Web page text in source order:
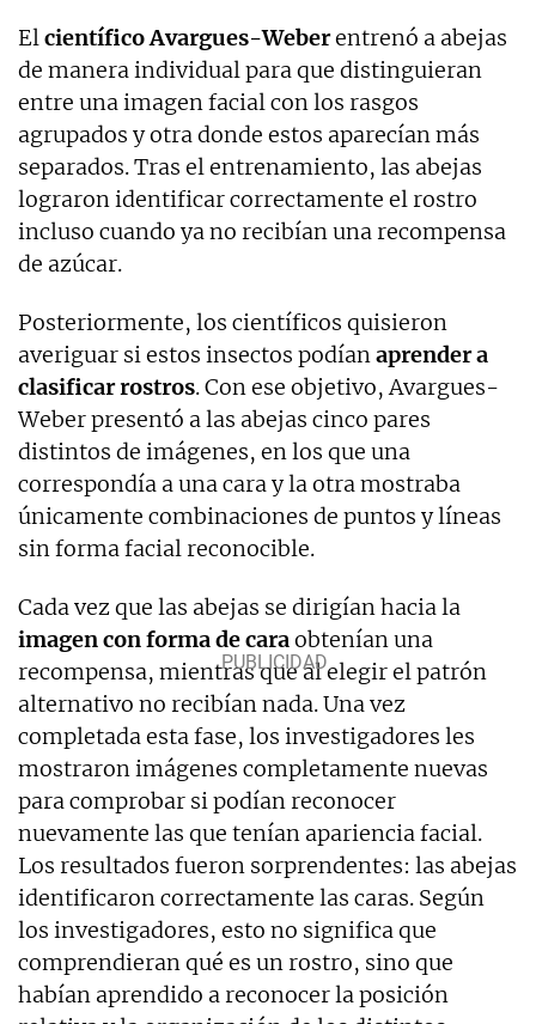
Elcientífico Avargues-Weberentrenó a abejas
de manera individual para que distinguieran
entre una imagen facial con los rasgos
agrupados y otra donde estos aparecían más
separados. Tras el entrenamiento, las abejas
lograron identificar correctamente el rostro
incluso cuando ya no recibían una recompensa
de azúcar.
Posteriormente, los científicos quisieron
averiguar si estos insectos podíanaprender a
clasificar rostros. Con ese objetivo, Avargues-
Weber presentó a las abejas cinco pares
distintos de imágenes, en los que una
correspondía a una cara y la otra mostraba
únicamente combinaciones de puntos y líneas
sin forma facial reconocible.
Cada vez que las abejas se dirigían hacia la
imagen con forma de caraobtenían una
recompensa, mientras que al elegir el patrón
alternativo no recibían nada. Una vez
completada esta fase, los investigadores les
mostraron imágenes completamente nuevas
para comprobar si podían reconocer
nuevamente las que tenían apariencia facial.
Los resultados fueron sorprendentes: las abejas
identificaron correctamente las caras. Según
los investigadores, esto no significa que
comprendieran qué es un rostro, sino que
habían aprendido a reconocer la posición